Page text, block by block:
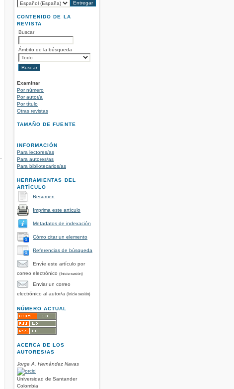
CONTENIDO DE LA
REVISTA
Buscar
Ámbito de la búsqueda
Examinar
Por número
Por autor/a
Por título
Otras revistas
TAMAÑO DE FUENTE
INFORMACIÓN
Para lectores/as
Para autores/as
Para bibliotecarios/as
HERRAMIENTAS DEL
ARTÍCULO
Resumen
Imprima este artículo
Metadatos de indexación
Cómo citar un elemento
Referencias de búsqueda
Envíe este artículo por
correo electrónico (Inicie sesión)
Enviar un correo
electrónico al autor/a (Inicie sesión)
NÚMERO ACTUAL
ACERCA DE LOS
AUTORES/AS
Jorge A. Hernández Navas
Universidad de Santander
Colombia